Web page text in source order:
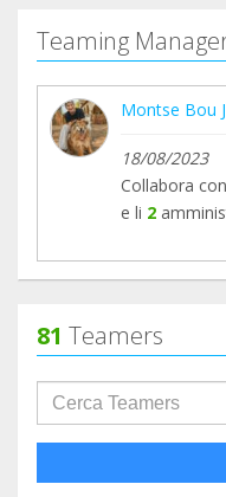
Teaming
Montse Bou
18/08/2023
Collabora con
e li 2
81 Teamers